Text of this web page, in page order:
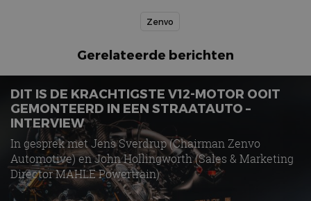
Zenvo
Gerelateerde berichten
DIT IS DE KRACHTIGSTE V12-MOTOR OOIT
GEMONTEERD IN EEN STRAATAUTO –
INTERVIEW
In gesprek met Jens Sverdrup (Chairman Zenvo
Automotive) en John Hollingworth (Sales & Marketing
Director MAHLE Powertrain)